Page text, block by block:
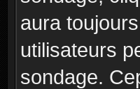
aura
utilisateurs
sondage.